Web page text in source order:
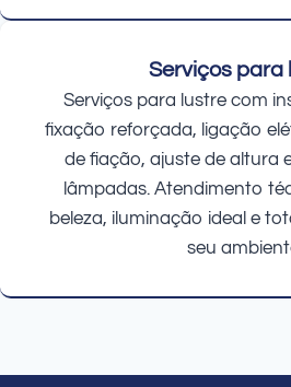
Serviços para
Serviços para lustre com
fixação reforçada, ligação
de fiação, ajuste de altura
lâmpadas. Atendimento
beleza, iluminação ideal e
seu